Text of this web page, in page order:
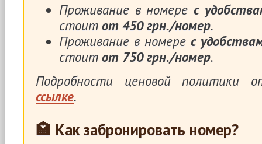
Проживание в номерес
стоит от 450 грн./номер.
Проживание в номере с
стоит от 750 грн./номер.
Подробности ценовой политики
ссылке.
🏩 Как забронировать номер?